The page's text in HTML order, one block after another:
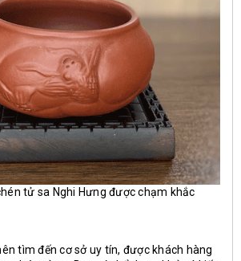
tử sa Nghi Hưng được chạm khắc
tìm đến cơ sở uy tín, được khách hàng